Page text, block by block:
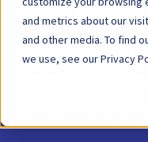
and metrics about our
and other media. To find
we use, see our Privacy
Nová
kniha
ředitele
financí v